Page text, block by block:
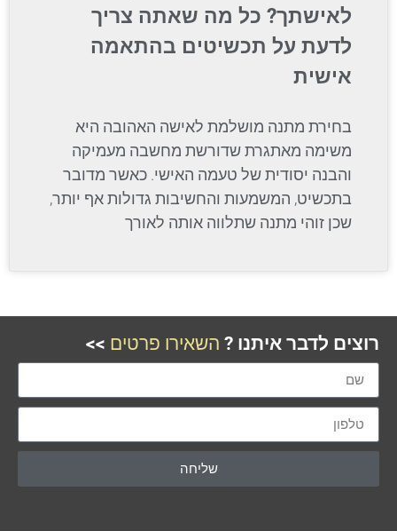
לאישתך? כל מה שאתה צריך
לדעת על תכשיטים בהתאמה
אישית
בחירת מתנה מושלמת לאישה האהובה היא
משימה מאתגרת שדורשת מחשבה מעמיקה
והבנה יסודית של טעמה האישי. כאשר מדובר
בתכשיט, המשמעות והחשיבות גדולות אף יותר,
שכן זוהי מתנה שתלווה אותה לאורך
רוצים לדבר איתנו ? השאירו פרטים >>
שליחה